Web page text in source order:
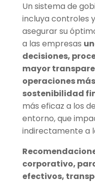
Un sistema de
incluya controles
asegurar su
a las empresas
decisiones,
mayor
operaciones
sostenibilidad
más eficaz a los
entorno, que
indirectamente a
corporativo,
efectivos,